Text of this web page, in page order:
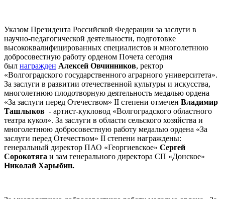
Указом Президента Российской Федерации за заслуги в
научно-педагогической деятельности, подготовке
высококвалифицированных специалистов и многолетнюю
добросовестную работу орденом Почета сегодня
был награжден Алексей Овчинников, ректор
«Волгоградского государственного аграрного университета».
За заслуги в развитии отечественной культуры и искусства,
многолетнюю плодотворную деятельность медалью ордена
«За заслуги перед Отечеством» II степени отмечен Владимир
Ташлыков - артист-кукловод «Волгоградского областного
театра кукол». За заслуги в области сельского хозяйства и
многолетнюю добросовестную работу медалью ордена «За
заслуги перед Отечеством» II степени награждены:
генеральный директор ПАО «Георгиевское» Сергей
Сорокотяга и зам генерального директора СП «Донское»
Николай Харыбин.